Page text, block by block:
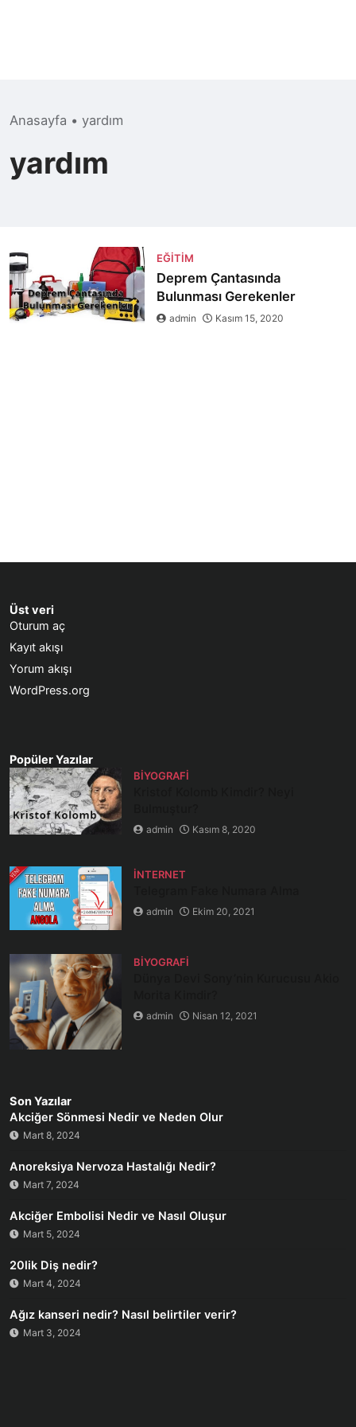
Anasayfa • yardım
yardım
EĞITIM
Deprem Çantasında
Bulunması Gerekenler
admin Kasım 15, 2020
Üst veri
Oturum aç
Kayıt akışı
Yorum akışı
WordPress.org
Popüler Yazılar
BIYOGRAFI
admin Kasım 8, 2020
İNTERNET
admin Ekim 20, 2021
BIYOGRAFI
admin Nisan 12, 2021
Son Yazılar
Akciğer Sönmesi Nedir ve Neden Olur
Mart 8, 2024
Anoreksiya Nervoza Hastalığı Nedir?
Mart 7, 2024
Akciğer Embolisi Nedir ve Nasıl Oluşur
Mart 5, 2024
20lik Diş nedir?
Mart 4, 2024
Ağız kanseri nedir? Nasıl belirtiler verir?
Mart 3, 2024